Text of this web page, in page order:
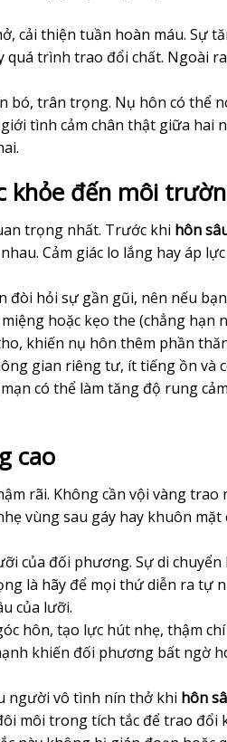
cải thiện tuần hoàn máu. Sự
quá trình trao đổi chất. Ngoài
bó, trân trọng. Nụ hôn có thể
tình cảm chân thật giữa hai
khỏe đến môi
trọng nhất. Trước khi hôn
Cảm giác lo lắng hay áp
hỏi sự gần gũi, nên nếu
hoặc kẹo the (chẳng hạn
khiến nụ hôn thêm phần
gian riêng tư, ít tiếng ồn và
có thể làm tăng độ rung
cao
rãi. Không cần vội vàng trao
vùng sau gáy hay khuôn
của đối phương. Sự di
là hãy để mọi thứ diễn ra tự
của lưỡi.
hôn, tạo lực hút nhẹ, thậm
khiến đối phương bất ngờ
người vô tình nín thở khi hôn
môi trong tích tắc để trao đổi